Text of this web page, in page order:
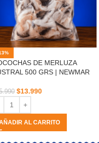
DE MERLUZA
500 GRS | NEWMAR
$13.990
AL CARRITO